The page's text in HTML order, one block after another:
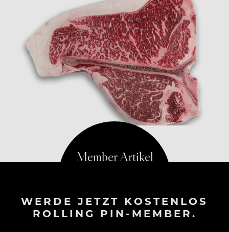
WERDE JETZT KOSTENLOS
ROLLING PIN-MEMBER.